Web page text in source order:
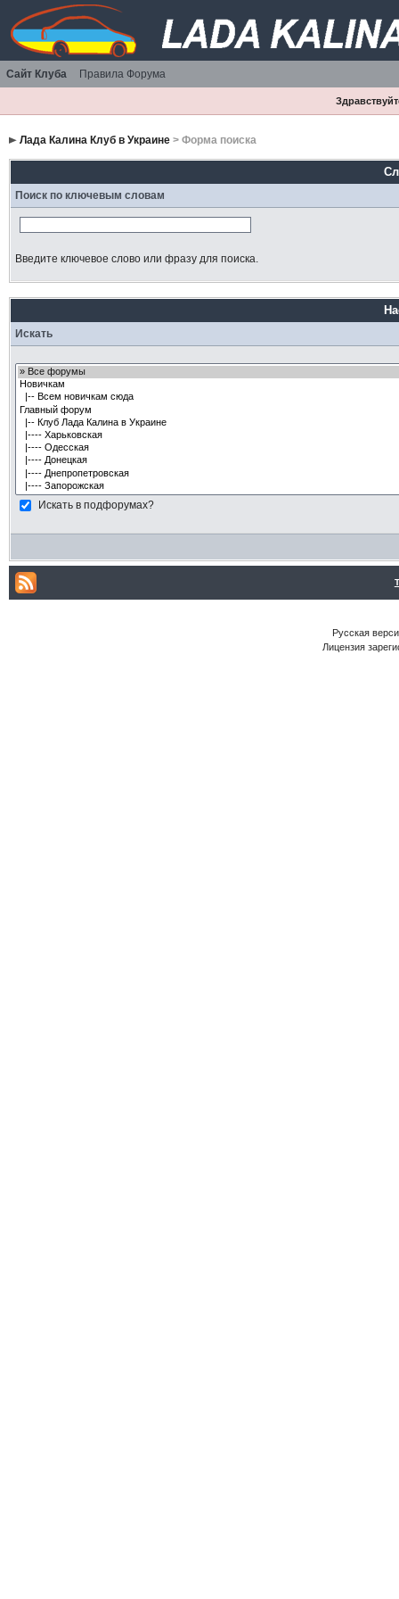
Сайт Клуба Правила Форума
Лада Калина Клуб в Украине> Форма поиска
Поиск по ключевым словам
Введите ключевое слово или фразу для поиска.
Искать
Искать в подфорумах?
Русская
Лицензия